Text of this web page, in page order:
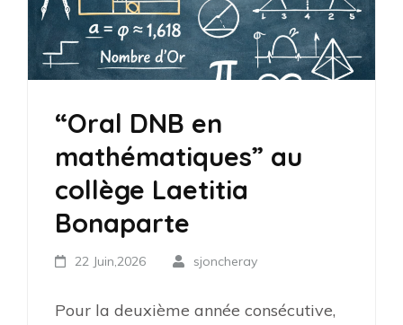
“Oral DNB en
mathématiques” au
collège Laetitia
Bonaparte
22 Juin,2026 sjoncheray
Pour la deuxième année consécutive,